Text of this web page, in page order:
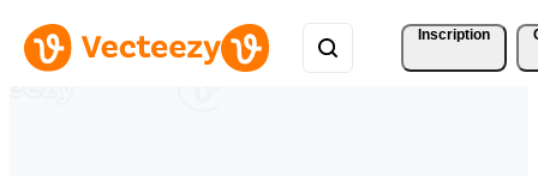
Inscription